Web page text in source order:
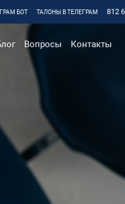
БОТ ТАЛОНЫ В ТЕЛЕГРАМ 812
Вопросы Контакты